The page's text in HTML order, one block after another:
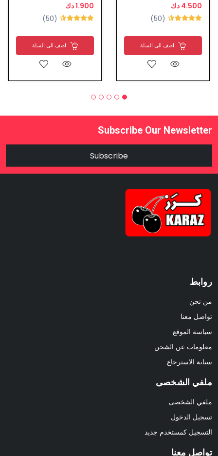
4.500 دك
(50)
اضف الى السلة
1.900 دك
(50)
اضف الى السلة
Subscribe Our Newsletter
Subscribe
روابط
من نحن
تواصل معنا
سياسة الموقع
معلومات عن الشحن
سياية الاسترجاع
ملفي الشخصى
ملفي الشخصى
تسجيل الدخول
التسجيل كمستخدم جديد
تواصل معنا